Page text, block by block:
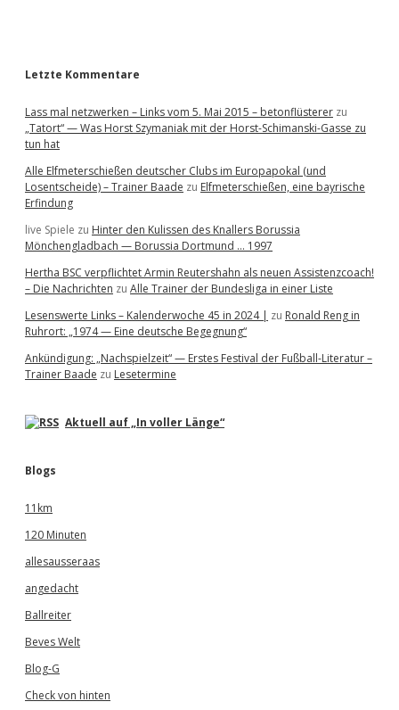
Letzte Kommentare
Lass mal netzwerken – Links vom 5. Mai 2015 – betonflüsterer zu
„Tatort“ — Was Horst Szymaniak mit der Horst-Schimanski-Gasse zu
tun hat
Alle Elfmeterschießen deutscher Clubs im Europapokal (und
Losentscheide) – Trainer Baade zu Elfmeterschießen, eine bayrische
Erfindung
live Spiele zu Hinter den Kulissen des Knallers Borussia
Mönchengladbach — Borussia Dortmund … 1997
Hertha BSC verpflichtet Armin Reutershahn als neuen Assistenzcoach!
– Die Nachrichten zu Alle Trainer der Bundesliga in einer Liste
Lesenswerte Links – Kalenderwoche 45 in 2024 | zu Ronald Reng in
Ruhrort: „1974 — Eine deutsche Begegnung“
Ankündigung: „Nachspielzeit“ — Erstes Festival der Fußball-Literatur –
Trainer Baade zu Lesetermine
Aktuell auf „In voller Länge“
Blogs
11km
120 Minuten
allesausseraas
angedacht
Ballreiter
Beves Welt
Blog-G
Check von hinten